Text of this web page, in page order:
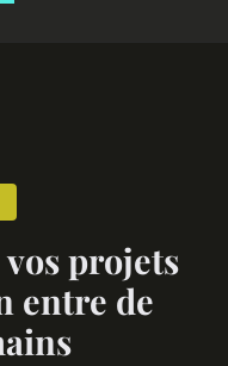
projets
entre de